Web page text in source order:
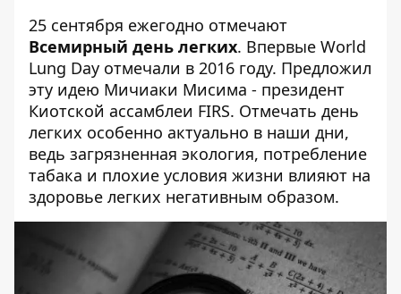
25 сентября ежегодно отмечают
Всемирный день легких. Впервые World
Lung Day отмечали в 2016 году. Предложил
эту идею Мичиаки Мисима - президент
Киотской ассамблеи FIRS. Отмечать день
легких особенно актуально в наши дни,
ведь загрязненная экология, потребление
табака и плохие условия жизни влияют на
здоровье легких негативным образом.